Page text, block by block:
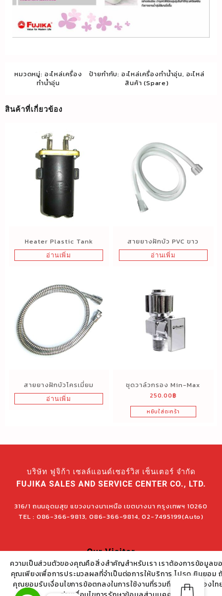
ความเป็นส่วนตัวของคุณคือสิ่งสำคัญสำหรับเรา เราต้องการข้อมูลข
คุณเพียงเพื่อการประมวลผลที่จำเป็นต่อการให้บริการ โปรด ยินยอม
คุณยอมรับเงื่อนไขการข้อตกลงในการใช้งานที่รวมถึง PDPA ของไท
หมวดหมู่: อะไหล่เครื่อง
ทำน้ำอุ่น
ป้ายกำกับ: อะไหล่เครื่องทำน้ำอุ่น, อะไหล่
สินค้า (Spare)
สินค้าที่เกี่ยวข้อง
Heater Plastic Tank
อ่านเพิ่ม
สายยางฝักบัว PVC ขาว
อ่านเพิ่ม
สายยางฝักบัวโครเมี่ยม
อ่านเพิ่ม
ชุดวาล์วกรอง Min-Max
250.00฿
หยิบใส่ตะกร้า
บริษัท ฟูจิก้า เซลล์แอนด์เซอร์วิส เซ็นเตอร์ จำกัด
FUJIKA SALES AND SERVICE CENTER CO., LTD.
316/1 ถนนอุดมสุข แขวงบางนาเหนือ เขตบางนา กรุงเทพฯ 10260
TEL : 086-366-9813, 086-366-9814, 02-7495199(Auto)
Our Visitor